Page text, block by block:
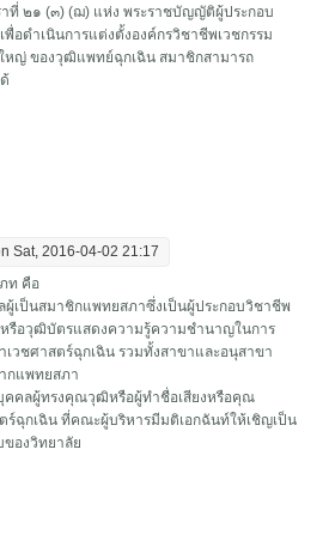
ที่ ๒๑ (๓) (ฌ) แห่ง พระราชบัญญัติผู้ประกอบ
อดำเนินการแต่งตั้งองค์กรวิชาชีพเวชกรรม
หญ่ ของวุฒิแพทย์ฉุกเฉิน สมาชิกสามารถ
Sat, 2016-04-02 21:17
ท คือ
เป็นสมาชิกแพทยสภาซึ่งเป็นผู้ประกอบวิชาชีพ
รือวุฒิบัตรแสดงความรู้ความชำนาญในการ
เวชศาสตร์ฉุกเฉิน รวมทั้งสาขาและอนุสาขา
กแพทยสภา
คลผู้ทรงคุณวุฒิหรือผู้ทำชื่อเสียงหรือคุณ
ร์ฉุกเฉิน ที่คณะผู้บริหารมีมติเอกฉันท์ให้เชิญเป็น
องวิทยาลัย